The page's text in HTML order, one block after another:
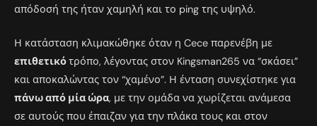
απόδοσή της ήταν χαμηλή και το ping της υψηλό.
Η κατάσταση κλιμακώθηκε όταν η Cece παρενέβη με
επιθετικότρόπο, λέγοντας στον Kingsman265 να “σκάσει”
και αποκαλώντας τον “χαμένο”. Η ένταση συνεχίστηκε για
πάνω από μία ώρα, με την ομάδα να χωρίζεται ανάμεσα
σε αυτούς που έπαιζαν για την πλάκα τους και στον